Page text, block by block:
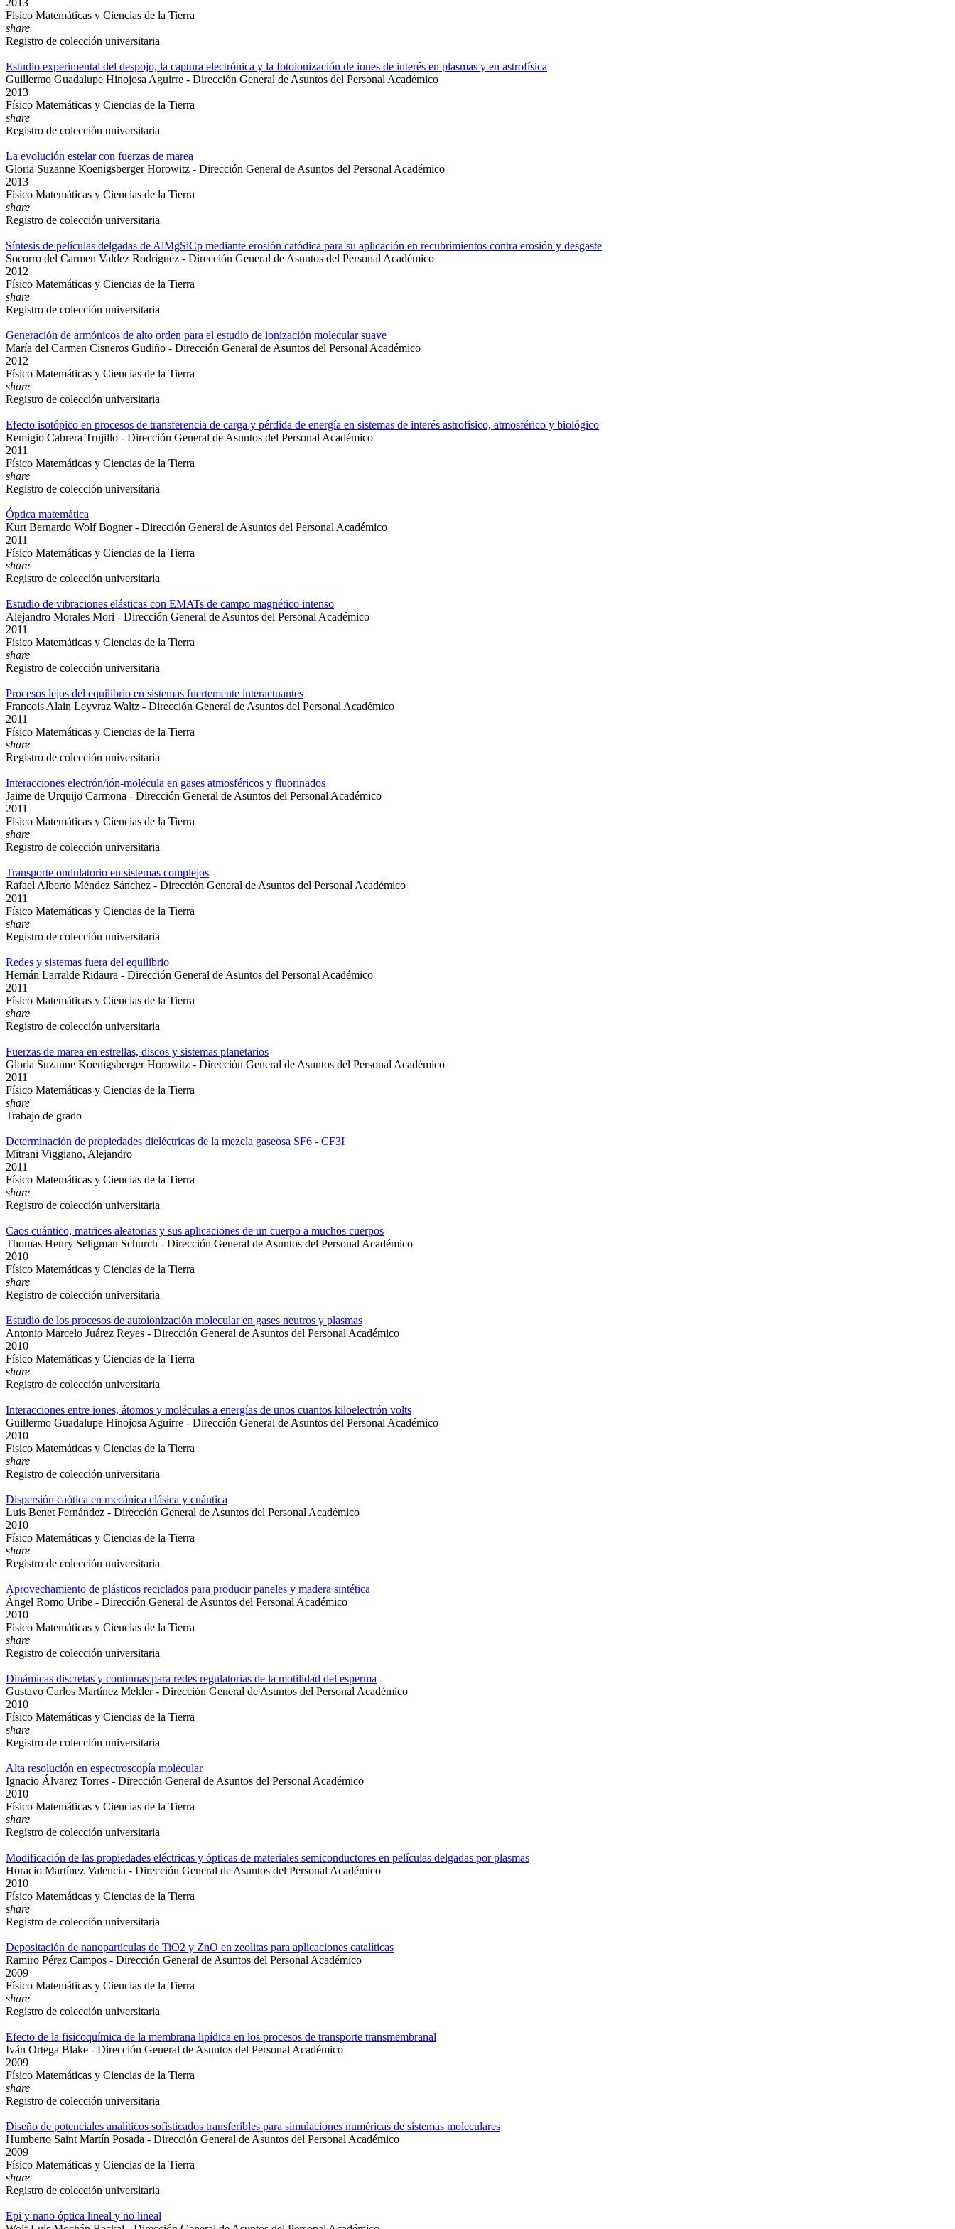
2013
Físico Matemáticas y Ciencias de la Tierra
share
Registro de colección universitaria
Estudio experimental del despojo, la captura electrónica y la fotoionización de iones de interés en plasmas y en astrofísica
Guillermo Guadalupe Hinojosa Aguirre - Dirección General de Asuntos del Personal Académico
2013
Físico Matemáticas y Ciencias de la Tierra
share
Registro de colección universitaria
La evolución estelar con fuerzas de marea
Gloria Suzanne Koenigsberger Horowitz - Dirección General de Asuntos del Personal Académico
2013
Físico Matemáticas y Ciencias de la Tierra
share
Registro de colección universitaria
Síntesis de películas delgadas de AlMgSiCp mediante erosión catódica para su aplicación en recubrimientos contra erosión y desgaste
Socorro del Carmen Valdez Rodríguez - Dirección General de Asuntos del Personal Académico
2012
Físico Matemáticas y Ciencias de la Tierra
share
Registro de colección universitaria
Generación de armónicos de alto orden para el estudio de ionización molecular suave
María del Carmen Cisneros Gudiño - Dirección General de Asuntos del Personal Académico
2012
Físico Matemáticas y Ciencias de la Tierra
share
Registro de colección universitaria
Efecto isotópico en procesos de transferencia de carga y pérdida de energía en sistemas de interés astrofísico, atmosférico y biológico
Remigio Cabrera Trujillo - Dirección General de Asuntos del Personal Académico
2011
Físico Matemáticas y Ciencias de la Tierra
share
Registro de colección universitaria
Óptica matemática
Kurt Bernardo Wolf Bogner - Dirección General de Asuntos del Personal Académico
2011
Físico Matemáticas y Ciencias de la Tierra
share
Registro de colección universitaria
Estudio de vibraciones elásticas con EMATs de campo magnético intenso
Alejandro Morales Mori - Dirección General de Asuntos del Personal Académico
2011
Físico Matemáticas y Ciencias de la Tierra
share
Registro de colección universitaria
Procesos lejos del equilibrio en sistemas fuertemente interactuantes
Francois Alain Leyvraz Waltz - Dirección General de Asuntos del Personal Académico
2011
Físico Matemáticas y Ciencias de la Tierra
share
Registro de colección universitaria
Interacciones electrón/ión-molécula en gases atmosféricos y fluorinados
Jaime de Urquijo Carmona - Dirección General de Asuntos del Personal Académico
2011
Físico Matemáticas y Ciencias de la Tierra
share
Registro de colección universitaria
Transporte ondulatorio en sistemas complejos
Rafael Alberto Méndez Sánchez - Dirección General de Asuntos del Personal Académico
2011
Físico Matemáticas y Ciencias de la Tierra
share
Registro de colección universitaria
Redes y sistemas fuera del equilibrio
Hernán Larralde Ridaura - Dirección General de Asuntos del Personal Académico
2011
Físico Matemáticas y Ciencias de la Tierra
share
Registro de colección universitaria
Fuerzas de marea en estrellas, discos y sistemas planetarios
Gloria Suzanne Koenigsberger Horowitz - Dirección General de Asuntos del Personal Académico
2011
Físico Matemáticas y Ciencias de la Tierra
share
Trabajo de grado
Determinación de propiedades dieléctricas de la mezcla gaseosa SF6 - CF3I
Mitrani Viggiano, Alejandro
2011
Físico Matemáticas y Ciencias de la Tierra
share
Registro de colección universitaria
Caos cuántico, matrices aleatorias y sus aplicaciones de un cuerpo a muchos cuerpos
Thomas Henry Seligman Schurch - Dirección General de Asuntos del Personal Académico
2010
Físico Matemáticas y Ciencias de la Tierra
share
Registro de colección universitaria
Estudio de los procesos de autoionización molecular en gases neutros y plasmas
Antonio Marcelo Juárez Reyes - Dirección General de Asuntos del Personal Académico
2010
Físico Matemáticas y Ciencias de la Tierra
share
Registro de colección universitaria
Interacciones entre iones, átomos y moléculas a energías de unos cuantos kiloelectrón volts
Guillermo Guadalupe Hinojosa Aguirre - Dirección General de Asuntos del Personal Académico
2010
Físico Matemáticas y Ciencias de la Tierra
share
Registro de colección universitaria
Dispersión caótica en mecánica clásica y cuántica
Luis Benet Fernández - Dirección General de Asuntos del Personal Académico
2010
Físico Matemáticas y Ciencias de la Tierra
share
Registro de colección universitaria
Aprovechamiento de plásticos reciclados para producir paneles y madera sintética
Ángel Romo Uribe - Dirección General de Asuntos del Personal Académico
2010
Físico Matemáticas y Ciencias de la Tierra
share
Registro de colección universitaria
Dinámicas discretas y continuas para redes regulatorias de la motilidad del esperma
Gustavo Carlos Martínez Mekler - Dirección General de Asuntos del Personal Académico
2010
Físico Matemáticas y Ciencias de la Tierra
share
Registro de colección universitaria
Alta resolución en espectroscopía molecular
Ignacio Álvarez Torres - Dirección General de Asuntos del Personal Académico
2010
Físico Matemáticas y Ciencias de la Tierra
share
Registro de colección universitaria
Modificación de las propiedades eléctricas y ópticas de materiales semiconductores en películas delgadas por plasmas
Horacio Martínez Valencia - Dirección General de Asuntos del Personal Académico
2010
Físico Matemáticas y Ciencias de la Tierra
share
Registro de colección universitaria
Depositación de nanopartículas de TiO2 y ZnO en zeolitas para aplicaciones catalíticas
Ramiro Pérez Campos - Dirección General de Asuntos del Personal Académico
2009
Físico Matemáticas y Ciencias de la Tierra
share
Registro de colección universitaria
Efecto de la fisicoquímica de la membrana lipídica en los procesos de transporte transmembranal
Iván Ortega Blake - Dirección General de Asuntos del Personal Académico
2009
Físico Matemáticas y Ciencias de la Tierra
share
Registro de colección universitaria
Diseño de potenciales analíticos sofisticados transferibles para simulaciones numéricas de sistemas moleculares
Humberto Saint Martín Posada - Dirección General de Asuntos del Personal Académico
2009
Físico Matemáticas y Ciencias de la Tierra
share
Registro de colección universitaria
Epi y nano óptica lineal y no lineal